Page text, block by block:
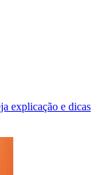
explicação e dicas